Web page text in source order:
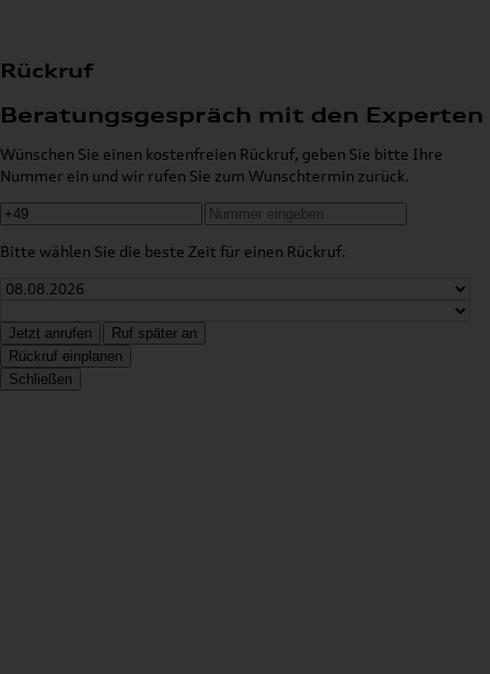
Rückruf
Beratungsgespräch mit den Experten
Wünschen Sie einen kostenfreien Rückruf, geben Sie bitte Ihre
Nummer ein und wir rufen Sie zum Wunschtermin zurück.
Bitte wählen Sie die beste Zeit für einen Rückruf.
Jetzt anrufen
Ruf später an
Rückruf einplanen
Schließen